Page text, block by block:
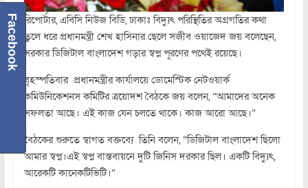
রিপোর্টার, এবিসি নিউজ বিডি, ঢাকাঃ বিদ্যুৎ পরিস্থিতির অগ্রগতির কথা
তুলে ধরে প্রধানমন্ত্রী শেখ হাসিনার ছেলে সজীব ওয়াজেদ জয় বলেছেন,
সরকার ডিজিটাল বাংলাদেশ গড়ার স্বপ্ন পূরণের পথেই রয়েছে।
বৃহস্পতিবার প্রধানমন্ত্রীর কার্যালয়ে ডোমেস্টিক নেটওয়ার্ক
কমিউনিকেশনস কমিটির ত্রয়োদশ বৈঠকে জয় বলেন, “আমাদের অনেক
সফলতা আছে। এই কাজ যেন চলতে থাকে। কাজ আরো আছে।”
বৈঠকের শুরুতে স্বাগত বক্তব্যে তিনি বলেন, “ডিজিটাল বাংলাদেশ ছিলো
আমার স্বপ্ন।এই স্বপ্ন বাস্তবায়নে দুটি জিনিস দরকার ছিল। একটি বিদ্যুৎ,
আরেকটি কানেকটিভিটি।”
Facebook